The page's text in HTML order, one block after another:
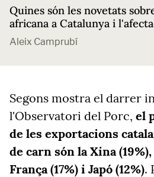
Quines són les novetats
africana a Catalunya i
Aleix Camprubí
Segons mostra el darrer
l'Observatori del Porc, el
de les exportacions
de carn són la Xina
França (17%) i Japó (12%).